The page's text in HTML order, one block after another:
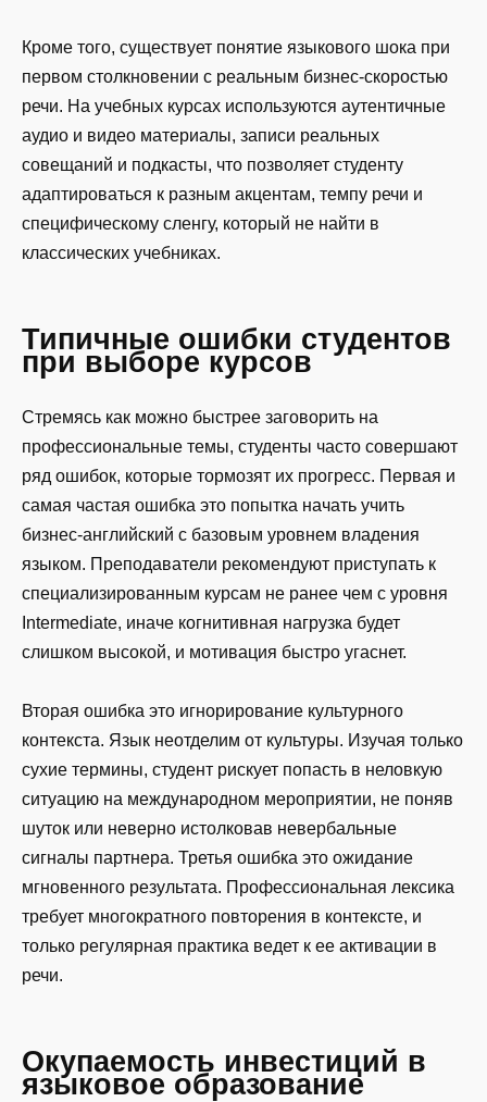
Кроме того, существует понятие языкового шока при
первом столкновении с реальным бизнес-скоростью
речи. На учебных курсах используются аутентичные
аудио и видео материалы, записи реальных
совещаний и подкасты, что позволяет студенту
адаптироваться к разным акцентам, темпу речи и
специфическому сленгу, который не найти в
классических учебниках.
Типичные ошибки студентов
при выборе курсов
Стремясь как можно быстрее заговорить на
профессиональные темы, студенты часто совершают
ряд ошибок, которые тормозят их прогресс. Первая и
самая частая ошибка это попытка начать учить
бизнес-английский с базовым уровнем владения
языком. Преподаватели рекомендуют приступать к
специализированным курсам не ранее чем с уровня
Intermediate, иначе когнитивная нагрузка будет
слишком высокой, и мотивация быстро угаснет.
Вторая ошибка это игнорирование культурного
контекста. Язык неотделим от культуры. Изучая только
сухие термины, студент рискует попасть в неловкую
ситуацию на международном мероприятии, не поняв
шуток или неверно истолковав невербальные
сигналы партнера. Третья ошибка это ожидание
мгновенного результата. Профессиональная лексика
требует многократного повторения в контексте, и
только регулярная практика ведет к ее активации в
речи.
Окупаемость инвестиций в
языковое образование